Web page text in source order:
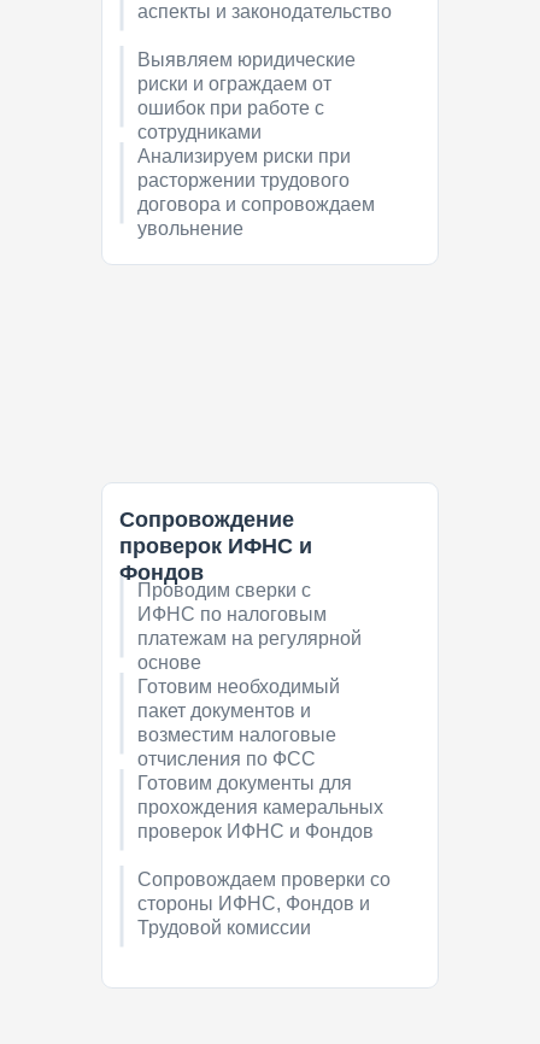
аспекты и законодательство
Выявляем юридические
риски и ограждаем от
ошибок при работе с
сотрудниками
Анализируем риски при
расторжении трудового
договора и сопровождаем
увольнение
Проводим сверки с
ИФНС по налоговым
платежам на регулярной
основе
Сопровождение
проверок ИФНС и
Фондов
Готовим необходимый
пакет документов и
возместим налоговые
отчисления по ФСС
Готовим документы для
прохождения камеральных
проверок ИФНС и Фондов
Сопровождаем проверки со
стороны ИФНС, Фондов и
Трудовой комиссии